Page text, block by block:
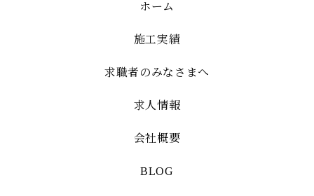
ホーム
施工実績
求職者のみなさまへ
求人情報
会社概要
BLOG